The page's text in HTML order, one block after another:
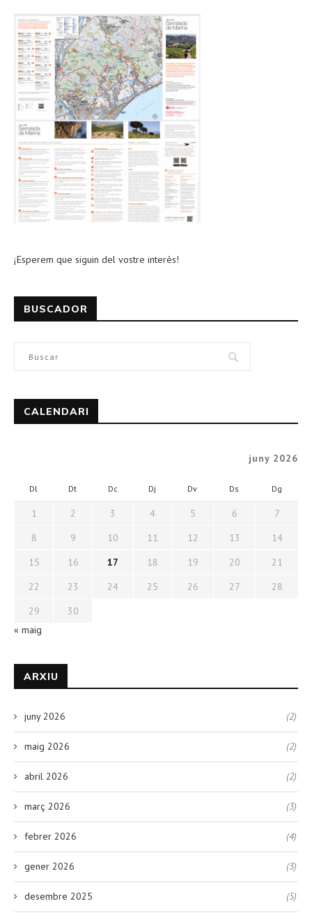
¡Esperem que siguin del vostre interès!
BUSCADOR
CALENDARI
juny 2026
Dl Dt Dc Dj Dv Ds Dg
1 2 3 4 5 6
7
8
9 10 11 12 13
14
15
16 17 18 19 20
21
22
23 24 25 26 27
28
29
30
« maig
ARXIU
juny 2026 (2)
maig 2026 (2)
abril 2026 (2)
març 2026 (3)
febrer 2026 (4)
gener 2026 (3)
desembre 2025 (5)